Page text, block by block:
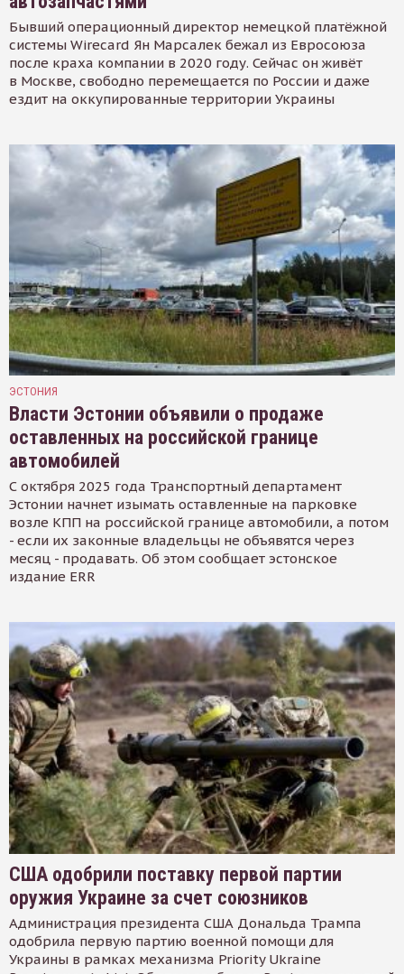
Бывший операционный директор немецкой платёжной
системы Wirecard Ян Марсалек бежал из Евросоюза
после краха компании в 2020 году. Сейчас он живёт
в Москве, свободно перемещается по России и даже
ездит на оккупированные территории Украины
ЭСТОНИЯ
Власти Эстонии объявили о продаже
оставленных на российской границе
автомобилей
С октября 2025 года Транспортный департамент
Эстонии начнет изымать оставленные на парковке
возле КПП на российской границе автомобили, а потом
- если их законные владельцы не объявятся через
месяц - продавать. Об этом сообщает эстонское
издание ERR
США одобрили поставку первой партии
оружия Украине за счет союзников
Администрация президента США Дональда Трампа
одобрила первую партию военной помощи для
Украины в рамках механизма Priority Ukraine